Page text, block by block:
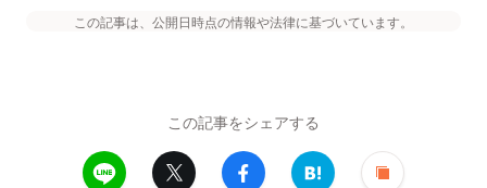
この記事は、公開日時点の情報や法律に基づいています。
この記事をシェアする